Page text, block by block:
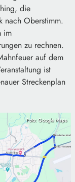
die
nach Oberstimm.
im
zu rechnen.
auf dem
ist
Streckenplan
Foto: Google Maps